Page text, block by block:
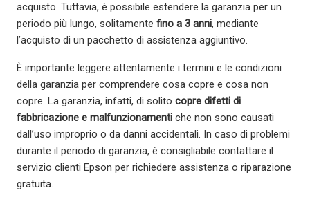
acquisto. Tuttavia, è possibile estendere la garanzia per un
periodo più lungo, solitamente fino a 3 anni, mediante
l’acquisto di un pacchetto di assistenza aggiuntivo.
È importante leggere attentamente i termini e le condizioni
della garanzia per comprendere cosa copre e cosa non
copre. La garanzia, infatti, di solito copre difetti di
fabbricazione e malfunzionamenti che non sono causati
dall’uso improprio o da danni accidentali. In caso di problemi
durante il periodo di garanzia, è consigliabile contattare il
servizio clienti Epson per richiedere assistenza o riparazione
gratuita.